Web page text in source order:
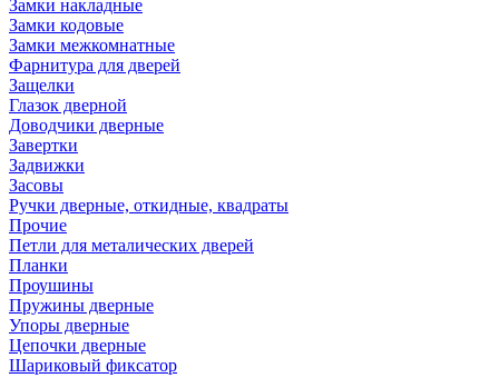
Замки накладные
Замки кодовые
Замки межкомнатные
Фарнитура для дверей
Защелки
Глазок дверной
Доводчики дверные
Завертки
Задвижки
Засовы
Ручки дверные, откидные, квадраты
Прочие
Петли для металических дверей
Планки
Проушины
Пружины дверные
Упоры дверные
Цепочки дверные
Шариковый фиксатор